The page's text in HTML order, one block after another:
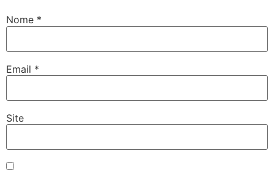
Nome *
Email *
Site